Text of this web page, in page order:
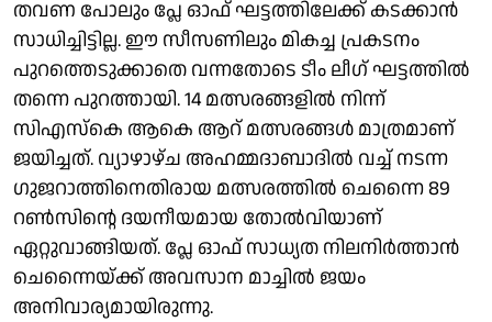
തവണ പോലും പ്ലേ ഓഫ് ഘട്ടത്തിലേക്ക് കടക്കാൻ
സാധിച്ചിട്ടില്ല. ഈ സീസണിലും മികച്ച പ്രകടനം
പുറത്തെടുക്കാതെ വന്നതോടെ ടീം ലീഗ് ഘട്ടത്തിൽ
തന്നെ പുറത്തായി. 14 മത്സരങ്ങളിൽ നിന്ന്
സിഎസ്കെ ആകെ ആറ് മത്സരങ്ങൾ മാത്രമാണ്
ജയിച്ചത്. വ്യാഴാഴ്ച അഹമ്മദാബാദിൽ വച്ച് നടന്ന
ഗുജറാത്തിനെതിരായ മത്സരത്തിൽ ചെന്നൈ 89
റൺസിൻ്റെ ദയനീയമായ തോൽവിയാണ്
ഏറ്റുവാങ്ങിയത്. പ്ലേ ഓഫ് സാധ്യത നിലനിർത്താൻ
ചെന്നൈയ്ക്ക് അവസാന മാച്ചിൽ ജയം
അനിവാര്യമായിരുന്നു.